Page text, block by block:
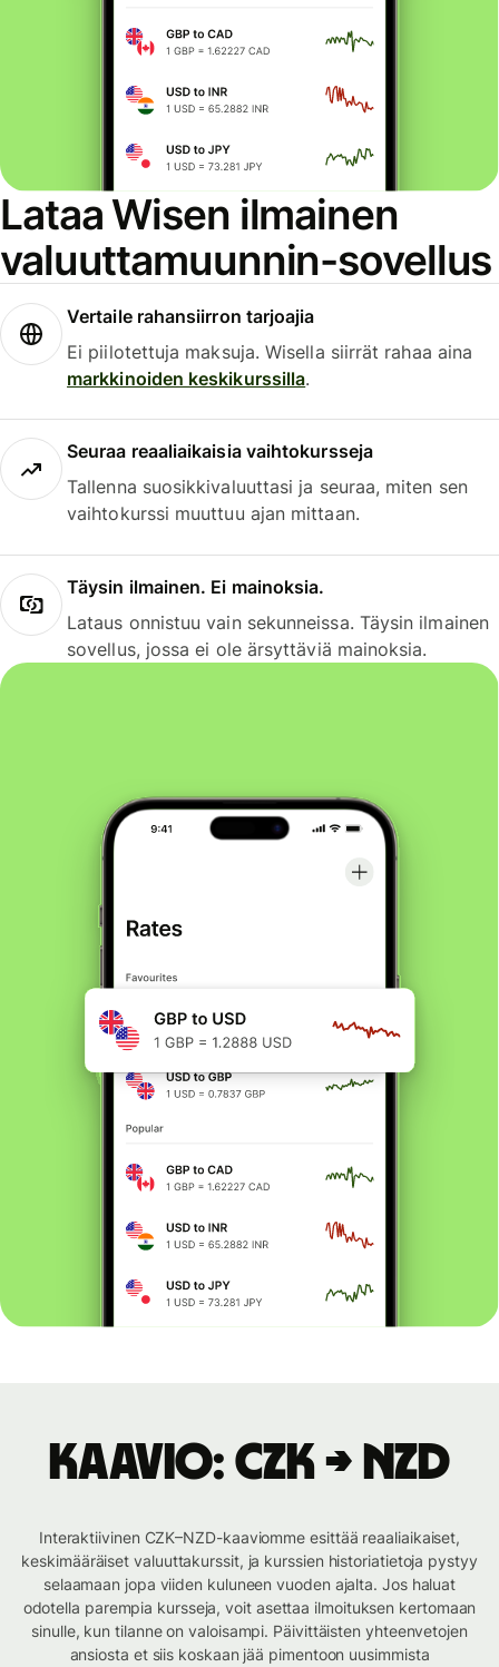
Lataa Wisen ilmainen
valuuttamuunnin-sovellus
Vertaile rahansiirron tarjoajia
Ei piilotettuja maksuja. Wisella siirrät rahaa aina
markkinoiden keskikurssilla.
Seuraa reaaliaikaisia vaihtokursseja
Tallenna suosikkivaluuttasi ja seuraa, miten sen
vaihtokurssi muuttuu ajan mittaan.
Täysin ilmainen. Ei mainoksia.
Lataus onnistuu vain sekunneissa. Täysin ilmainen
sovellus, jossa ei ole ärsyttäviä mainoksia.
Kaavio: CZK → NZD
Interaktiivinen CZK–NZD-kaaviomme esittää reaaliaikaiset,
keskimääräiset valuuttakurssit, ja kurssien historiatietoja pystyy
selaamaan jopa viiden kuluneen vuoden ajalta. Jos haluat
odotella parempia kursseja, voit asettaa ilmoituksen kertomaan
sinulle, kun tilanne on valoisampi. Päivittäisten yhteenvetojen
ansiosta et siis koskaan jää pimentoon uusimmista